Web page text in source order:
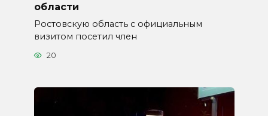
области
Ростовскую область с официальным
визитом посетил член
20